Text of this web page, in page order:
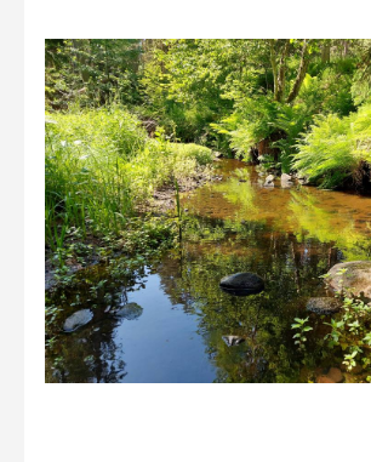
UUS KUVAVÕISTLUS
Hiite kuvavõistlus 2026
VANEMAD KUVAVÕISTLUSED
Hiite kuvavõistlus 2025
Hiite kuvavõistlus 2025 lisa
Liikuvad kuvad 2025
Hiite kuvavõistlus 2024
Hiite kuvavõistlus 2024 lisa